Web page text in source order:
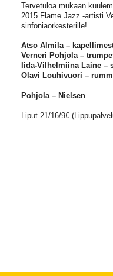
Tervetuloa mukaan
2015 Flame Jazz -artisti
sinfoniaorkesterille!
Atso Almila –
Verneri Pohjola –
Iida-Vilhelmiina Laine –
Olavi Louhivuori –
Pohjola – Nielsen
Liput 21/16/9€